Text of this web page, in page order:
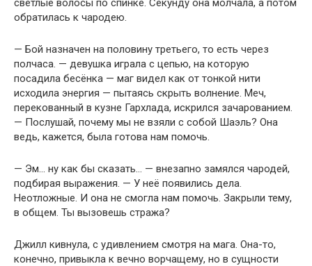
светлые волосы по спинке. Секунду она молчала, а потом
обратилась к чародею.
— Бой назначен на половину третьего, то есть через
полчаса. — девушка играла с цепью, на которую
посадила бесёнка — маг видел как от тонкой нити
исходила энергия — пытаясь скрыть волнение. Меч,
перекованный в кузне Гархлада, искрился зачарованием.
— Послушай, почему мы не взяли с собой Шаэль? Она
ведь, кажется, была готова нам помочь.
— Эм… ну как бы сказать… — внезапно замялся чародей,
подбирая выражения. — У неё появились дела.
Неотложные. И она не смогла нам помочь. Закрыли тему,
в общем. Ты вызовешь стража?
Джилл кивнула, с удивлением смотря на мага. Она-то,
конечно, привыкла к вечно ворчащему, но в сущности